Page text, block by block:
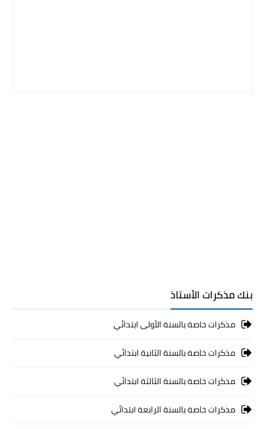
بنك مذكرات الأستاذ
مذكرات خاصة بالسنة الأولى ابتدائي
مذكرات خاصة بالسنة الثانية ابتدائي
مذكرات خاصة بالسنة الثالثة ابتدائي
مذكرات خاصة بالسنة الرابعة ابتدائي